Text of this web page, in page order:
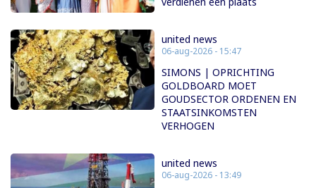
united news
06-aug-2026 - 15:47
SIMONS | OPRICHTING
GOLDBOARD MOET
GOUDSECTOR ORDENEN EN
STAATSINKOMSTEN
VERHOGEN
united news
06-aug-2026 - 13:49